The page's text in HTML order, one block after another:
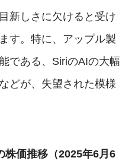
新しさに欠けると受け
す。特に、アップル製
である、SiriのAIの大幅
どが、失望された模様
株価推移（2025年6月6